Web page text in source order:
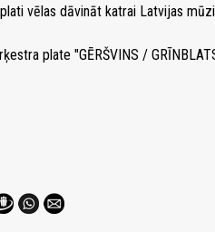
vēlas dāvināt katrai Latvijas
plate "GĒRŠVINS /